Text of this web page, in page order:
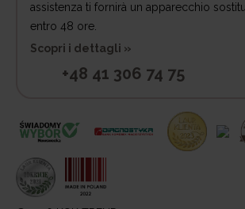
assistenza ti fornirà un apparecchio
entro 48 ore.
Scopri i dettagli »
+48 41 306 74 75